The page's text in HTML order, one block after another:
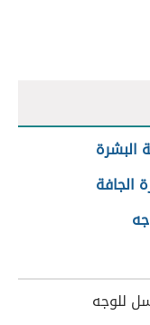
البشرة
الجافة